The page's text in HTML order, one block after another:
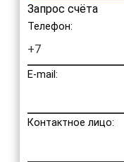
Запрос счёта
Телефон:
E-mail:
Контактное лицо: